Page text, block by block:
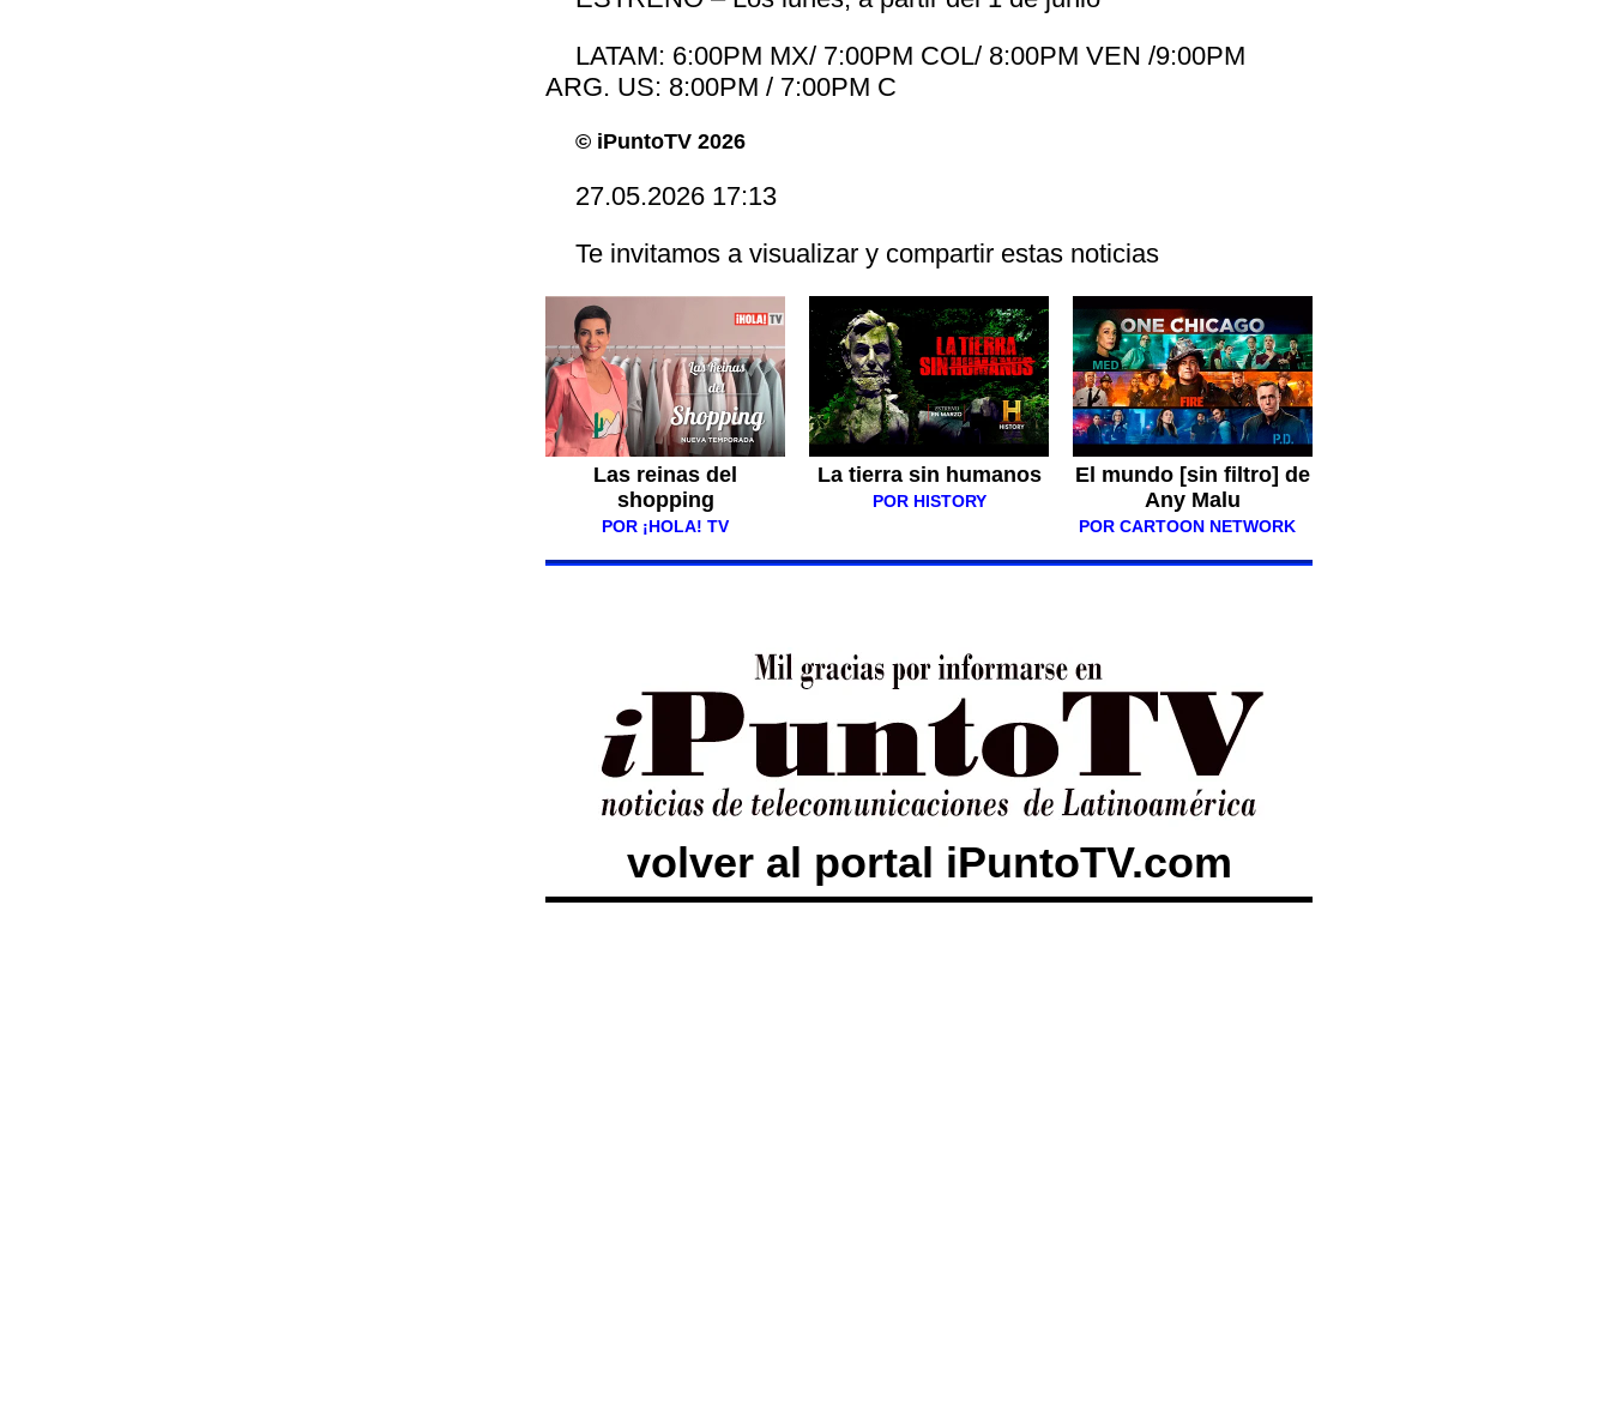
LATAM: 6:00PM MX/ 7:00PM COL/ 8:00PM VEN /9:00PM
ARG. US: 8:00PM / 7:00PM C
© iPuntoTV 2026
27.05.2026 17:13
Te invitamos a visualizar y compartir estas noticias
Las reinas del
shopping
POR ¡HOLA! TV
La tierra sin humanos
POR HISTORY
El mundo [sin filtro] de
Any Malu
POR CARTOON NETWORK
volver al portal iPuntoTV.com